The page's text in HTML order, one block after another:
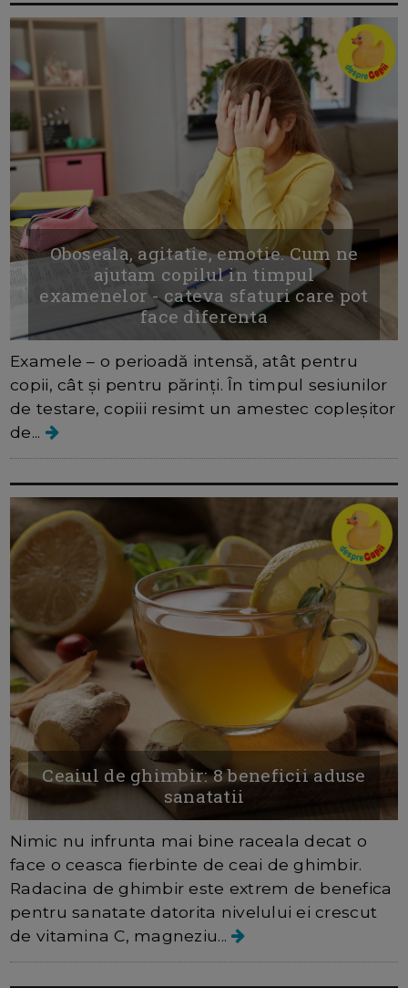
Oboseala, agitatie, emotie. Cum ne
ajutam copilul in timpul
examenelor - cateva sfaturi care pot
face diferenta
Examele – o perioadă intensă, atât pentru
copii, cât și pentru părinți. În timpul sesiunilor
de testare, copiii resimt un amestec copleșitor
de...
Ceaiul de ghimbir: 8 beneficii aduse
sanatatii
Nimic nu infrunta mai bine raceala decat o
face o ceasca fierbinte de ceai de ghimbir.
Radacina de ghimbir este extrem de benefica
pentru sanatate datorita nivelului ei crescut
de vitamina C, magneziu...